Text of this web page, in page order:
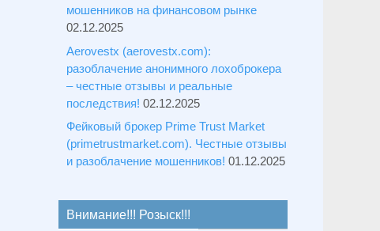
мошенников на финансовом рынке
02.12.2025
Aerovestx (aerovestx.com):
разоблачение анонимного лохоброкера
– честные отзывы и реальные
последствия! 02.12.2025
Фейковый брокер Prime Trust Market
(primetrustmarket.com). Честные отзывы
и разоблачение мошенников! 01.12.2025
Внимание!!! Розыск!!!